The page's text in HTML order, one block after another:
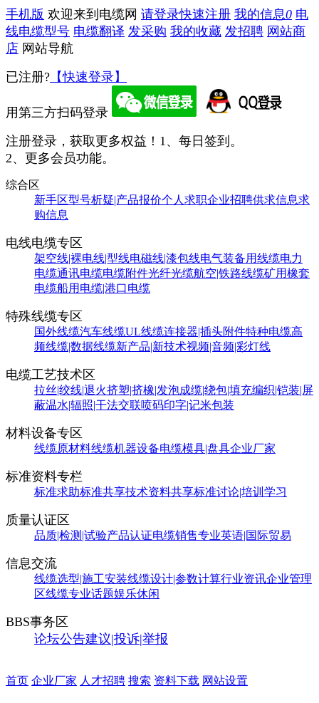
手机版 欢迎来到电缆网 请登录快速注册 我的信息0 电
线电缆型号 电缆翻译 发采购 我的收藏 发招聘 网站商
店 网站导航
已注册? 【快速登录】
用第三方扫码登录
注册登录，获取更多权益！ 1、每日签到。
2、更多会员功能。
综合区
新手区型号析疑|产品报价个人求职企业招聘供求信息求
购信息
电线电缆专区
架空线|裸电线|型线电磁线|漆包线电气装备用线缆电力
电缆通讯电缆电缆附件光纤光缆航空|铁路线缆矿用橡套
电缆船用电缆|港口电缆
特殊线缆专区
国外线缆汽车线缆UL线缆连接器|插头附件特种电缆高
频线缆|数据线缆新产品|新技术视频|音频|彩灯线
电缆工艺技术区
拉丝|绞线|退火挤塑|挤橡|发泡成缆|绕包|填充编织|铠装|屏
蔽温水|辐照|干法交联喷码印字|记米包装
材料设备专区
线缆原材料线缆机器设备电缆模具|盘具企业厂家
标准资料专栏
标准求助标准共享技术资料共享标准讨论|培训学习
质量认证区
品质|检测|试验产品认证电缆销售专业英语|国际贸易
信息交流
线缆选型|施工安装线缆设计|参数计算行业资讯企业管理
区线缆专业话题娱乐休闲
BBS事务区
论坛公告建议|投诉|举报
首页 企业厂家 人才招聘 搜索 资料下载 网站设置